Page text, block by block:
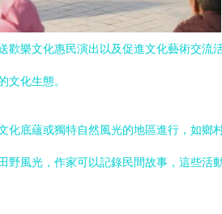
樂文化惠民演出以及促進文化藝術交流
化生態。
底蘊或獨特自然風光的地區進行，如鄉
風光，作家可以記錄民間故事，這些活